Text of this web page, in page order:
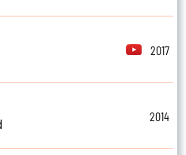
2017
2014